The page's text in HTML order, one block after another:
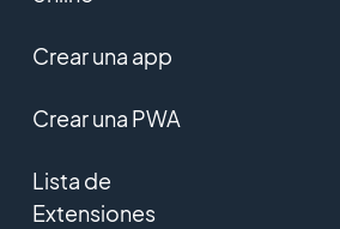
Crear una app
Crear una PWA
Lista de
Extensiones